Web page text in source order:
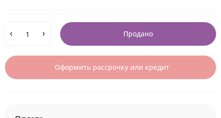
Продано
Оформить рассрочку или кредит